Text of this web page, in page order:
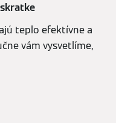
teplo efektívne a
vám vysvetlíme,